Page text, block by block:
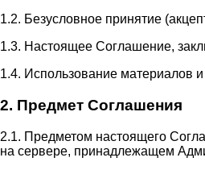
1.2. Безусловное принятие
1.3. Настоящее Соглашение,
1.4. Использование материалов
2. Предмет Соглашения
2.1. Предметом настоящего
на сервере, принадлежащем